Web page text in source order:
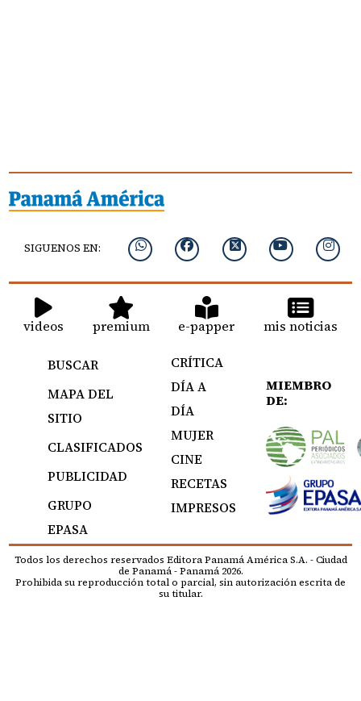
SIGUENOS EN:
videos premium e-papper mis noticias
BUSCAR
MAPA DEL
SITIO
CLASIFICADOS
PUBLICIDAD
GRUPO
EPASA
CRÍTICA
DÍA A
DÍA
MUJER
CINE
RECETAS
IMPRESOS
MIEMBRO
DE:
Todos los derechos reservados Editora Panamá América S.A. - Ciudad
de Panamá - Panamá 2026.
Prohibida su reproducción total o parcial, sin autorización escrita de
su titular.